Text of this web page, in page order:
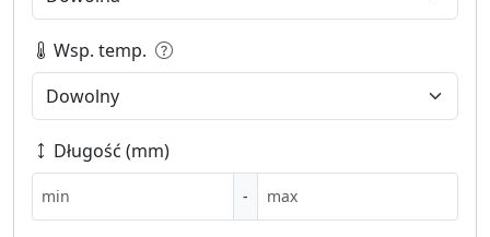
Wsp. temp.
Długość (mm)
-